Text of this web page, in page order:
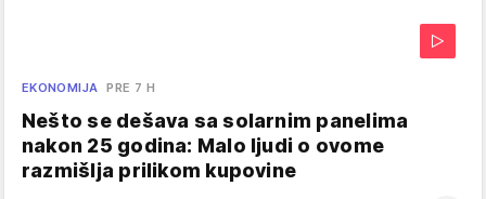
EKONOMIJA PRE 7 H
Nešto se dešava sa solarnim panelima
nakon 25 godina: Malo ljudi o ovome
razmišlja prilikom kupovine